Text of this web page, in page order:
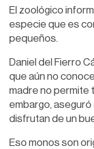
El zoológico
especie que es
pequeños.
Daniel del Fierro
que aún no
madre no permite
embargo,
disfrutan de un
Eso monos son